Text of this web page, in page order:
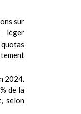
sur
léger
2024.
de la
selon